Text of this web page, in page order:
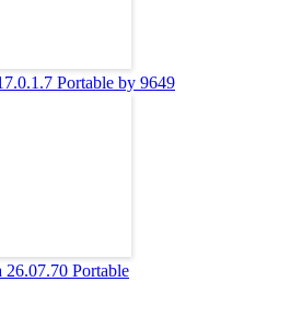
Portable by 9649
26.07.70 Portable